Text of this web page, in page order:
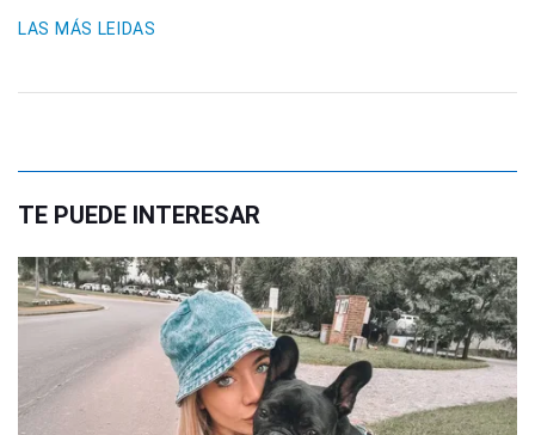
LAS MÁS LEIDAS
TE PUEDE INTERESAR